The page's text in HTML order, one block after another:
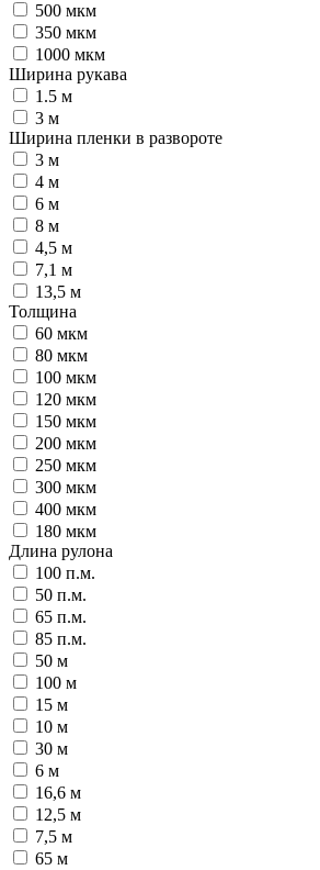
500 мкм
350 мкм
1000 мкм
Ширина рукава
1.5 м
3 м
Ширина пленки в развороте
3 м
4 м
6 м
8 м
4,5 м
7,1 м
13,5 м
Толщина
60 мкм
80 мкм
100 мкм
120 мкм
150 мкм
200 мкм
250 мкм
300 мкм
400 мкм
180 мкм
Длина рулона
100 п.м.
50 п.м.
65 п.м.
85 п.м.
50 м
100 м
15 м
10 м
30 м
6 м
16,6 м
12,5 м
7,5 м
65 м